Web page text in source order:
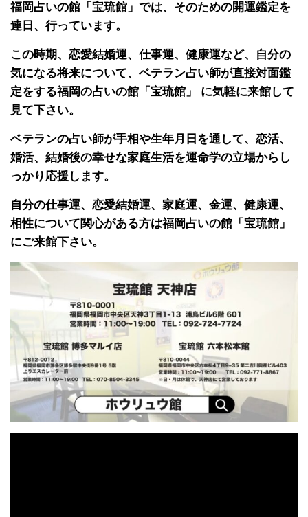
福岡占いの館「宝琉館」では、そのための開運鑑定を
連日、行っています。
この時期、恋愛結婚運、仕事運、健康運など、自分の
気になる将来について、ベテラン占い師が直接対面鑑
定をする福岡の占いの館「宝琉館」 に気軽に来館して
見て下さい。
ベテランの占い師が手相や生年月日を通して、恋活、
婚活、結婚後の幸せな家庭生活を運命学の立場からし
っかり応援します。
自分の仕事運、恋愛結婚運、家庭運、金運、健康運、
相性について関心がある方は福岡占いの館「宝琉館」
にご来館下さい。